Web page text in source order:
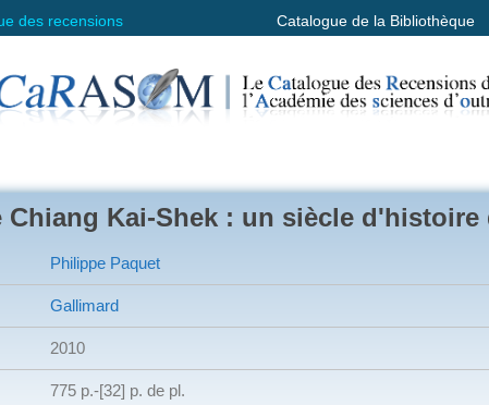
des recensions
Catalogue de la Bibliothèque
Chiang Kai-Shek : un siècle d'histoire
Philippe Paquet
Gallimard
2010
775 p.-[32] p. de pl.